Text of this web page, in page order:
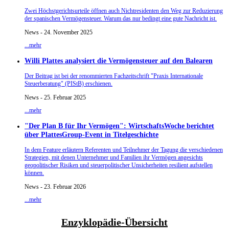
Zwei Höchstgerichtsurteile öffnen auch Nichtresidenten den Weg zur Reduzierung
der spanischen Vermögensteuer. Warum das nur bedingt eine gute Nachricht ist.
News - 24. November 2025
...mehr
Willi Plattes analysiert die Vermögensteuer auf den Balearen
Der Beitrag ist bei der renommierten Fachzeitschrift "Praxis Internationale
Steuerberatung" (PIStB) erschienen.
News - 25. Februar 2025
...mehr
"Der Plan B für Ihr Vermögen": WirtschaftsWoche berichtet
über PlattesGroup-Event in Titelgeschichte
In dem Feature erläutern Referenten und Teilnehmer der Tagung die verschiedenen
Strategien, mit denen Unternehmer und Familien ihr Vermögen angesichts
geopolitischer Risiken und steuerpolitischer Unsicherheiten resilient aufstellen
können.
News - 23. Februar 2026
...mehr
Enzyklopädie-Übersicht